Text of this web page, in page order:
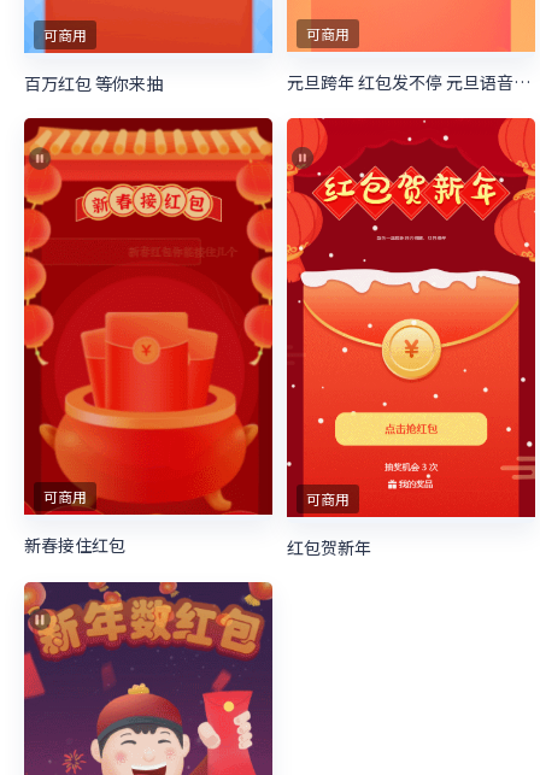
可商用
百万红包 等你来抽
可商用
元旦跨年 红包发不停 元旦语音红包
可商用
新春接住红包
可商用
红包贺新年